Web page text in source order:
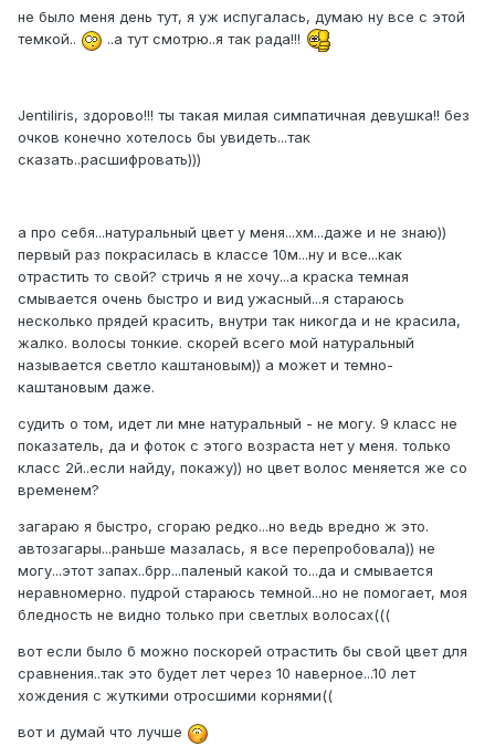
не было меня день тут, я уж испугалась, думаю ну все с этой
темкой..
..а тут смотрю..я так рада!!!
Jentiliris, здорово!!! ты такая милая симпатичная девушка!! без
очков конечно хотелось бы увидеть...так
сказать..расшифровать)))
а про себя...натуральный цвет у меня...хм...даже и не знаю))
первый раз покрасилась в классе 10м...ну и все...как
отрастить то свой? стричь я не хочу...а краска темная
смывается очень быстро и вид ужасный...я стараюсь
несколько прядей красить, внутри так никогда и не красила,
жалко. волосы тонкие. скорей всего мой натуральный
называется светло каштановым)) а может и темно-
каштановым даже.
судить о том, идет ли мне натуральный - не могу. 9 класс не
показатель, да и фоток с этого возраста нет у меня. только
класс 2й..если найду, покажу)) но цвет волос меняется же со
временем?
загараю я быстро, сгораю редко...но ведь вредно ж это.
автозагары...раньше мазалась, я все перепробовала)) не
могу...этот запах..брр...паленый какой то...да и смывается
неравномерно. пудрой стараюсь темной...но не помогает, моя
бледность не видно только при светлых волосах(((
вот если было б можно поскорей отрастить бы свой цвет для
сравнения..так это будет лет через 10 наверное...10 лет
хождения с жуткими отросшими корнями((
вот и думай что лучше